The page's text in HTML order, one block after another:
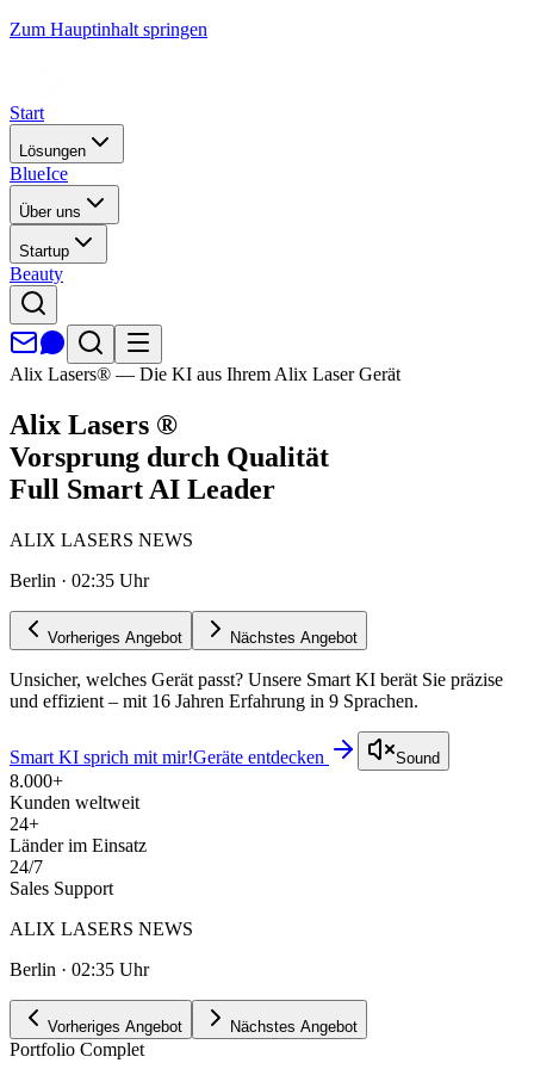
Zum Hauptinhalt springen
Start
Lösungen
BlueIce
Über uns
Startup
Beauty
Alix Lasers® — Die KI aus Ihrem Alix Laser Gerät
Alix Lasers ®
Vorsprung durch Qualität
Full Smart AI Leader
ALIX LASERS NEWS
Berlin · 02:35 Uhr
Vorheriges Angebot Nächstes Angebot
Unsicher, welches Gerät passt? Unsere Smart KI berät Sie präzise
und effizient – mit 16 Jahren Erfahrung in 9 Sprachen.
Smart KI sprich mit mir!Geräte entdecken Sound
8.000+
Kunden weltweit
24+
Länder im Einsatz
24/7
Sales Support
ALIX LASERS NEWS
Berlin · 02:35 Uhr
Vorheriges Angebot Nächstes Angebot
Portfolio Complet